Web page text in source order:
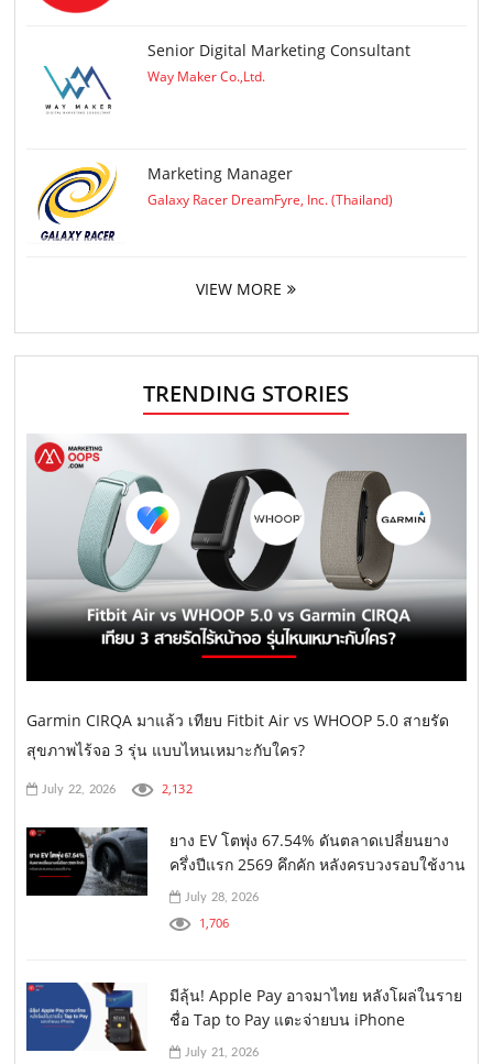
Senior Digital Marketing Consultant
Way Maker Co.,Ltd.
Marketing Manager
Galaxy Racer DreamFyre, Inc. (Thailand)
VIEW MORE
TRENDING STORIES
Garmin CIRQA มาแล้ว เทียบ Fitbit Air vs WHOOP 5.0 สายรัด
สุขภาพไร้จอ 3 รุ่น แบบไหนเหมาะกับใคร?
July 22, 2026 2,132
ยาง EV โตพุ่ง 67.54% ดันตลาดเปลี่ยนยาง
ครึ่งปีแรก 2569 คึกคัก หลังครบวงรอบใช้งาน
July 28, 2026
1,706
มีลุ้น! Apple Pay อาจมาไทย หลังโผล่ในราย
ชื่อ Tap to Pay แตะจ่ายบน iPhone
July 21, 2026